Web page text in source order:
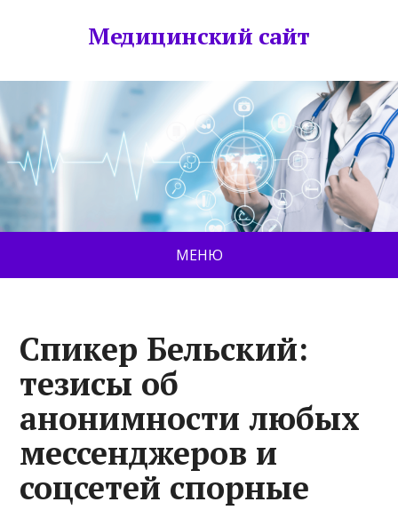
Медицинский сайт
МЕНЮ
Спикер Бельский:
тезисы об
анонимности любых
мессенджеров и
соцсетей спорные